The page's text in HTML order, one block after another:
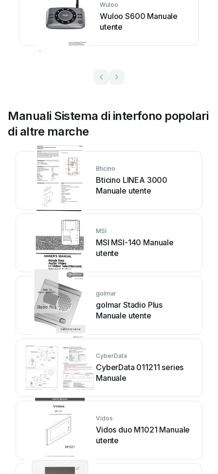
Wuloo
Wuloo S600 Manuale
utente
Manuali Sistema di interfono popolari
di altre marche
Bticino
Bticino LINEA 3000
Manuale utente
MSI
MSI MSI-140 Manuale
utente
golmar
golmar Stadio Plus
Manuale utente
CyberData
CyberData 011211 series
Manuale
Vidos
Vidos duo M1021 Manuale
utente